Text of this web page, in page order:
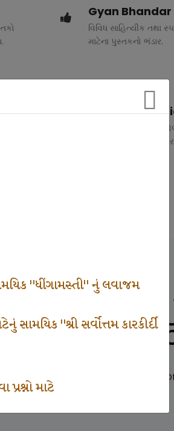
"ધીંગામસ્તી" નું લવાજમ
"શ્રી સર્વોત્તમ કારકીર્દી
માટે
Gyan Bhandar
વિવિધ સાહિત્યીક તથા
માટેના પુસ્તકનો ભંડાર.
Vocational
ધોરણ 10 અને 12 તથા
અંગે રૂબરુ તથા ફોન
Number